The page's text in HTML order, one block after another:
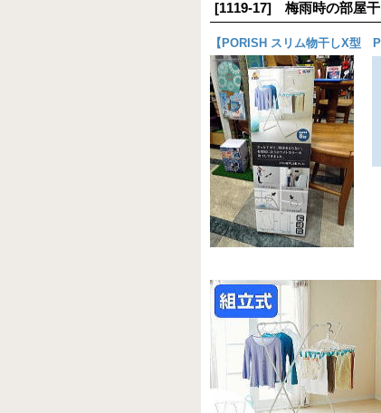
[1119-17] 梅雨時の部屋干
【 PORISH スリム物干しX型